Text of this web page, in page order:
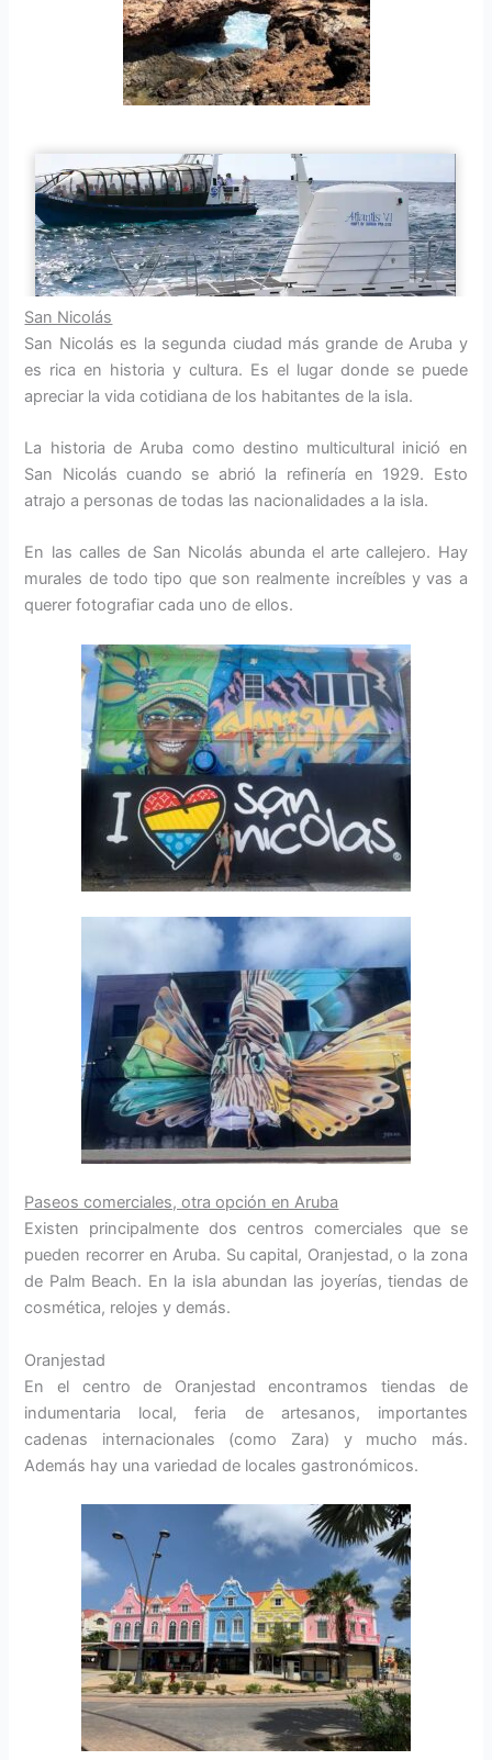
San Nicolás
San Nicolás es la segunda ciudad más grande de Aruba y
es rica en historia y cultura. Es el lugar donde se puede
apreciar la vida cotidiana de los habitantes de la isla.
La historia de Aruba como destino multicultural inició en
San Nicolás cuando se abrió la refinería en 1929. Esto
atrajo a personas de todas las nacionalidades a la isla.
En las calles de San Nicolás abunda el arte callejero. Hay
murales de todo tipo que son realmente increíbles y vas a
querer fotografiar cada uno de ellos.
Paseos comerciales, otra opción en Aruba
Existen principalmente dos centros comerciales que se
pueden recorrer en Aruba. Su capital, Oranjestad, o la zona
de Palm Beach. En la isla abundan las joyerías, tiendas de
cosmética, relojes y demás.
Oranjestad
En el centro de Oranjestad encontramos tiendas de
indumentaria local, feria de artesanos, importantes
cadenas internacionales (como Zara) y mucho más.
Además hay una variedad de locales gastronómicos.